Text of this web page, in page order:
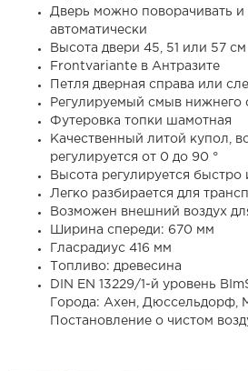
Дверь можно поворачивать и
автоматически
Высота двери 45, 51 или 57 см
Frontvariante в Антразите
Петля дверная справа или
Регулируемый смыв нижнего
Футеровка топки шамотная
Качественный литой купол,
регулируется от 0 до 90 °
Высота регулируется быстро
Легко разбирается для
Возможен внешний воздух
Ширина спереди: 670 мм
Гласрадиус 416 мм
Топливо: древесина
DIN EN 13229/1-й уровень
Города: Ахен, Дюссельдорф,
Постановление о чистом